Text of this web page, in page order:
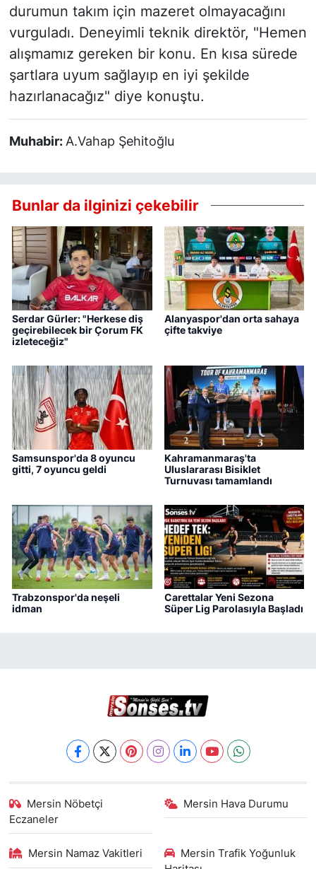
durumun takım için mazeret olmayacağını
vurguladı. Deneyimli teknik direktör, "Hemen
alışmamız gereken bir konu. En kısa sürede
şartlara uyum sağlayıp en iyi şekilde
hazırlanacağız" diye konuştu.
Muhabir:A.Vahap Şehitoğlu
Bunlar da ilginizi çekebilir
Serdar Gürler: "Herkese diş
geçirebilecek bir Çorum FK
izleteceğiz"
Alanyaspor'dan orta sahaya
çifte takviye
Samsunspor'da 8 oyuncu
gitti, 7 oyuncu geldi
Kahramanmaraş'ta
Uluslararası Bisiklet
Turnuvası tamamlandı
Trabzonspor'da neşeli
idman
Carettalar Yeni Sezona
Süper Lig Parolasıyla Başladı
Mersin Nöbetçi
Eczaneler
Mersin Hava Durumu
Mersin Namaz Vakitleri
Mersin Trafik Yoğunluk